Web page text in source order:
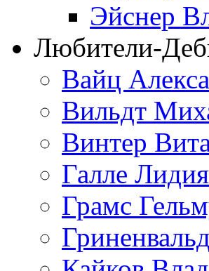
Эйснер
Любители-
Вайц
Вильдт
Винтер
Галле
Грамс